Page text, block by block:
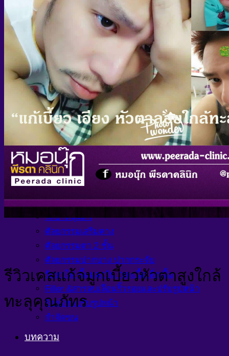
ผลิตภัณฑ์บำรุงผิวหน้าสูตรพิเศษ
ผลิตภัณฑ์ทำความสะอาดผิวหน้า
ผลิตภัณฑ์บำรุงผิวหน้าชุ่มชื้น
ผลิตภัณฑ์รักษาฝ้า
ผลิตภัณฑ์รักษาสิว
ผลิตภัณฑ์บำรุงเส้นผม
ผลิตภัณฑ์บำรุงผิวกาย
ผลิตภัณฑ์แก้แพ้
รีวิวเคสคนไข้
วีดีโอทั้งหมด พีรดาคลินิก
ศัลยกรรมเสริมจมูก
ศัลยกรรมตัดปีก&ยกปีก
รักษาฝ้า กระ
รักษาสิว รอยดำสิว
รักษาหลุมสิว
ศัลยกรรมเสริมคาง
ศัลยกรรมตา 2 ชั้น
ศัลยกรรมปากบาง ปากกระจับ
รักษาไฝ ขี้แมลงวัน กระเนื้อ ติ่งเนื้อ
Filler &สารลบเลือนริ้วรอยและปรับรูปหน้า
ร้อยไหมปรับรูปหน้า
กำจัดขน
บทความ
รีวิวเคสแก้จมูกเบี้ยวหัวตาสูงใกล้
ทะลุคุณภัทร